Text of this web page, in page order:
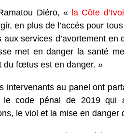
Diéro, « la Côte
en plus de l’accès pour
aux services d’avortement
met en danger la santé
du fœtus est en danger. »
intervenants au panel ont
le code pénal de 2019 qui
le viol et la mise en danger